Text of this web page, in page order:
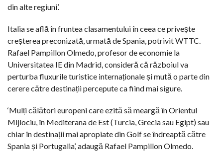
din alte regiuni’.
Italia se află în fruntea clasamentului în ceea ce privește
creșterea preconizată, urmată de Spania, potrivit WTTC.
Rafael Pampillon Olmedo, profesor de economie la
Universitatea IE din Madrid, consideră că războiul va
perturba fluxurile turistice internaționale și mută o parte din
cerere către destinații percepute ca fiind mai sigure.
‘Mulți călători europeni care ezită să meargă în Orientul
Mijlociu, în Mediterana de Est (Turcia, Grecia sau Egipt) sau
chiar în destinații mai apropiate din Golf se îndreaptă către
Spania și Portugalia’, adaugă Rafael Pampillon Olmedo.